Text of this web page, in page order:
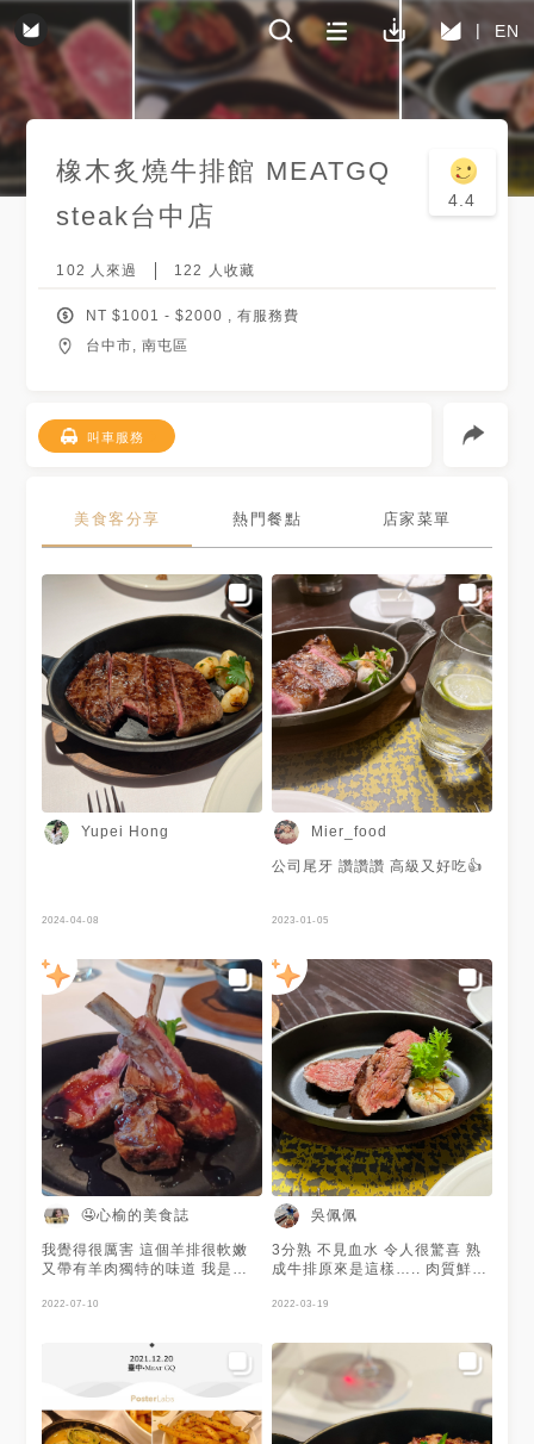
EN
橡木炙燒牛排館 MEATGQ
steak台中店
4.4
102 人來過 122 人收藏
NT $1001 - $2000 , 有服務費
台中市, 南屯區
叫車服務
美食客分享 熱門餐點 店家菜單
Yupei Hong
2024-04-08
Mier_food
公司尾牙 讚讚讚 高級又好吃👍
2023-01-05
🤤心榆的美食誌
我覺得很厲害 這個羊排很軟嫩
又帶有羊肉獨特的味道 我是蠻
對得起價錢的 但是唯一美中不
餐體驗都很法式 所以份量真的
還好 不過附餐吃一吃也不錯吃
2022-07-10
吳佩佩
3分熟 不見血水 令人很驚喜 熟
成牛排原來是這樣….. 肉質鮮嫩
錯！！！ 收藏…..
2022-03-19